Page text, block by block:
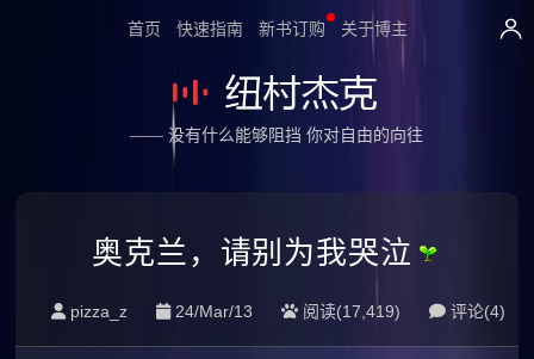
首页 快速指南 新书订购 关于博主
—— 没有什么能够阻挡 你对自由的向往
奥克兰，请别为我哭泣
pizza_z 24/Mar/13 阅读(17,419) 评论(4)